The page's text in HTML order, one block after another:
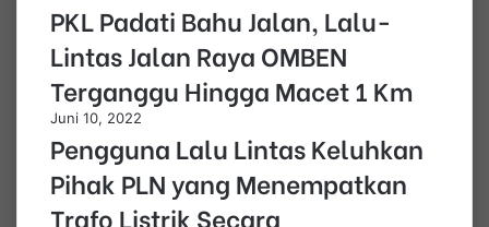
PKL Padati Bahu Jalan, Lalu-
Lintas Jalan Raya OMBEN
Terganggu Hingga Macet 1 Km
Juni 10, 2022
Pengguna Lalu Lintas Keluhkan
Pihak PLN yang Menempatkan
Trafo Listrik Secara